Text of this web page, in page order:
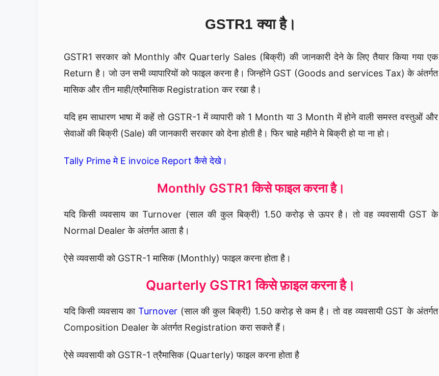
GSTR1 क्या है।
GSTR1 सरकार को Monthly और Quarterly Sales (बिक्री) की जानकारी देने के लिए तैयार किया गया एक
Return है। जो उन सभी व्यापारियों को फाइल करना है। जिन्होंने GST (Goods and services Tax) के अंतर्गत
मासिक और तीन माही/त्रैमासिक Registration कर रखा है।
यदि हम साधारण भाषा में कहें तो GSTR-1 में व्यापारी को 1 Month या 3 Month में होने वाली समस्त वस्तुओं और
सेवाओं की बिक्री (Sale) की जानकारी सरकार को देना होती है। फिर चाहे महीने मे बिक्री हो या ना हो।
Tally Prime मे E invoice Report कैसे देखे।
Monthly GSTR1 किसे फाइल करना है।
यदि किसी व्यवसाय का Turnover (साल की कुल बिक्री) 1.50 करोड़ से ऊपर है। तो वह व्यवसायी GST के
Normal Dealer के अंतर्गत आता है।
ऐसे व्यवसायी को GSTR-1 मासिक (Monthly) फाइल करना होता है।
Quarterly GSTR1 किसे फ़ाइल करना है।
यदि किसी व्यवसाय का Turnover(साल की कुल बिक्री) 1.50 करोड़ से कम है। तो वह व्यवसायी GST के अंतर्गत
Composition Dealer के अंतर्गत Registration करा सकते हैं।
ऐसे व्यवसायी को GSTR-1 त्रैमासिक (Quarterly) फाइल करना होता है